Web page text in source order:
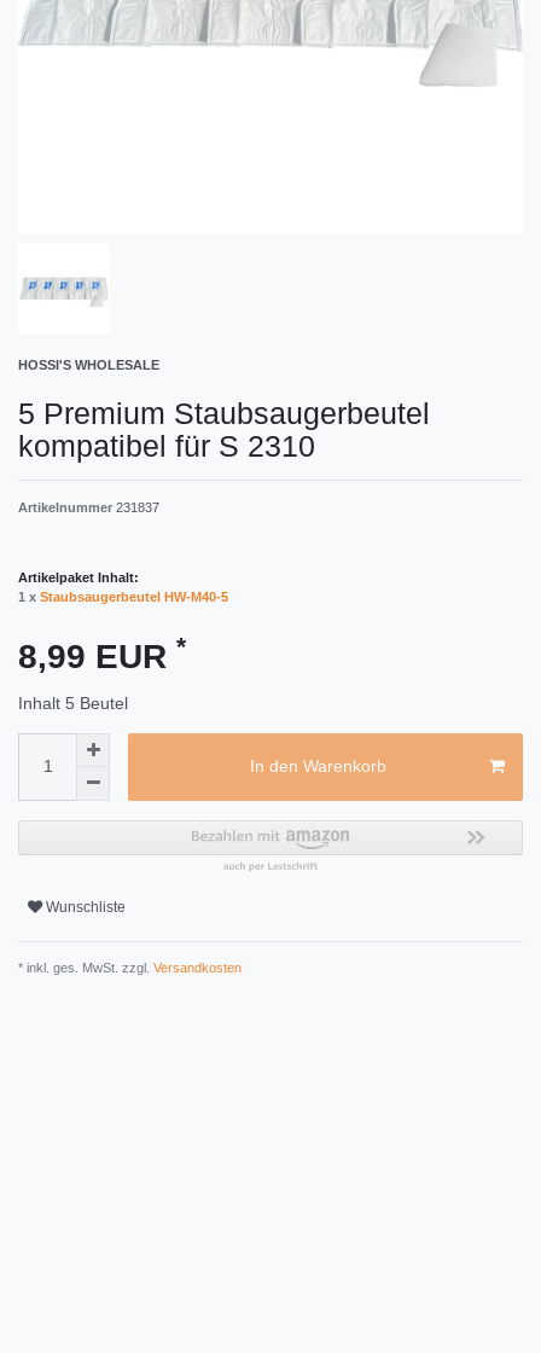
HOSSI'S WHOLESALE
5 Premium Staubsaugerbeutel
kompatibel für S 2310
Artikelnummer 231837
Artikelpaket Inhalt:
1 x Staubsaugerbeutel HW-M40-5
8,99 EUR *
Inhalt 5 Beutel
In den Warenkorb
Wunschliste
* inkl. ges. MwSt. zzgl. Versandkosten